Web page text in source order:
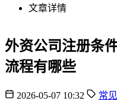
文章详情
外资公司注册条
流程有哪些
2026-05-07 10:32 常